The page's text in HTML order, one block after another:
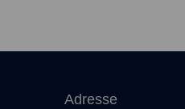
Adresse